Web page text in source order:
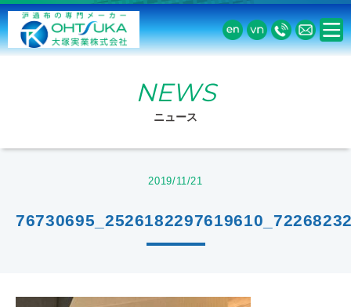
NEWS
ニュース
2019/11/21